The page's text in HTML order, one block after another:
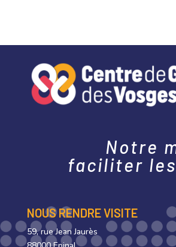
Notre
faciliter
NOUS RENDRE VISITE
59, rue Jean Jaurès